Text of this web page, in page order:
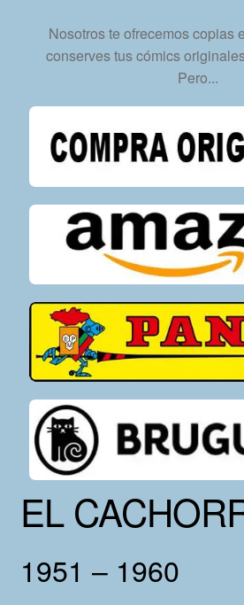
cantidadNosotros te ofrecemos copias
conserves tus cómics
Pero...
EL
1951 – 1960